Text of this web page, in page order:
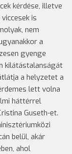
kérdése, illetve
is
nem
a
gyenge
kilátástalanságát
a helyzetet a
lett volna
háttérrel
Guseth-et.
belül, akár
ahol